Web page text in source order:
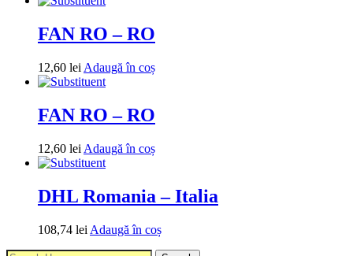
FAN RO – RO
12,60 lei Adaugă în coș
FAN RO – RO
12,60 lei Adaugă în coș
DHL Romania – Italia
108,74 lei Adaugă în coș